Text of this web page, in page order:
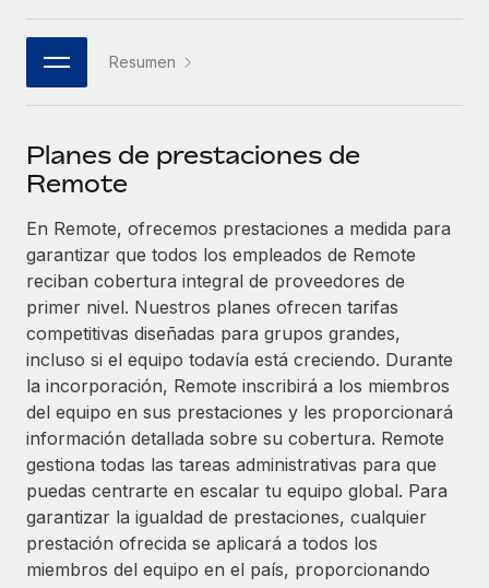
Conectar
Conecta cualquier herramienta de IA con Remote
Optimiza los procesos con herramientas empresariales
esenciales.
SERVICIOS
Pregunta a un experto
Obtén ayuda de gente experta en RR. HH. globales
y cumplimiento normativo.
Comprobaciones de antecedentes
Simplifica los procesos de cribado de candidatos.
Cumplimiento normativo
Adelántate a los riesgos de cumplimiento
normativo.
Gestión de dispositivos
ASOCIARSE
Socios tecnológicos estratégicos
Integra la gestión de los RR. HH. globales en tu
Asociarse
Descubre oportunidades de colaborar con nosotros.
Remote Build Próximamente
Consultoría de integraciones y automatización con IA.
CASOS PRÁCTICOS
Colaboración estratégica de Reverse Tech con
Remote para gestionar a autónomos y las
nóminas
Reverse Tech en resumen La startup de salud y bienestar
Reverse Tech se asoció con Remote para...
Más información
Webinarios
Información sobre salarios y talento
Obtén ayuda
Consulta todos los recursos
Nómina global
EOR y PEO
Contractor Management
Impuestos
한국어
中文（简体）Resumen
Planes de prestaciones de
Remote
En Remote, ofrecemos prestaciones a medida para
garantizar que todos los empleados de Remote
reciban cobertura integral de proveedores de
primer nivel. Nuestros planes ofrecen tarifas
competitivas diseñadas para grupos grandes,
incluso si el equipo todavía está creciendo. Durante
la incorporación, Remote inscribirá a los miembros
del equipo en sus prestaciones y les proporcionará
información detallada sobre su cobertura. Remote
gestiona todas las tareas administrativas para que
puedas centrarte en escalar tu equipo global. Para
garantizar la igualdad de prestaciones, cualquier
prestación ofrecida se aplicará a todos los
miembros del equipo en el país, proporcionando